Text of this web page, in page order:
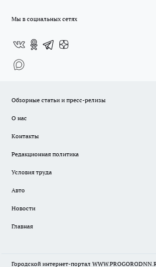
Мы в социальных сетях
Обзорные статьи и пресс-релизы
О нас
Контакты
Редакционная политика
Условия труда
Авто
Новости
Главная
Городской интернет-портал